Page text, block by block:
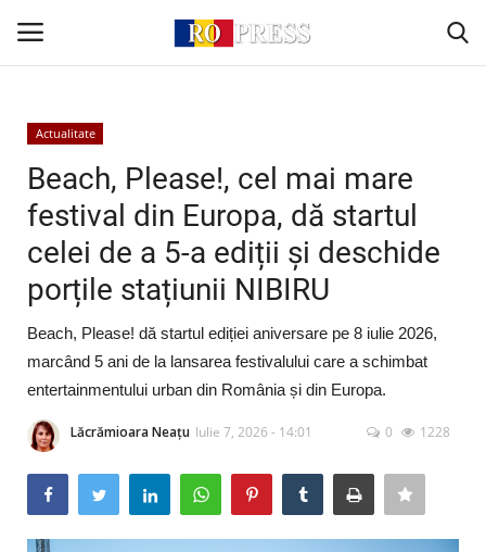
Conectare
Acasă
Intern
Extern
Politică
Socio-Economic
Monden
Actualitate
Beach, Please!, cel mai mare
festival din Europa, dă startul
celei de a 5-a ediții și deschide
porțile stațiunii NIBIRU
Beach, Please! dă startul ediției aniversare pe 8 iulie 2026,
marcând 5 ani de la lansarea festivalului care a schimbat
entertainmentului urban din România și din Europa.
Lăcrămioara Neațu Iulie 7, 2026 - 14:01 0 1228